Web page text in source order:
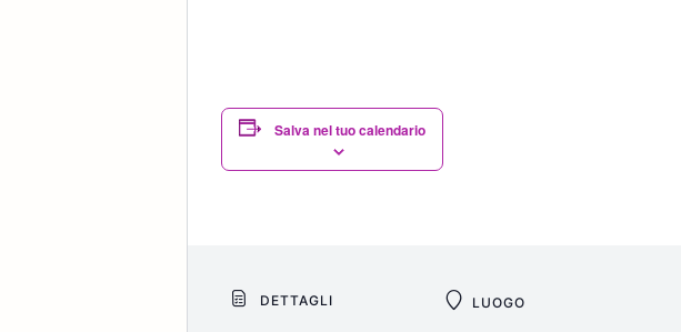
Salva nel tuo calendario
DETTAGLI LUOGO